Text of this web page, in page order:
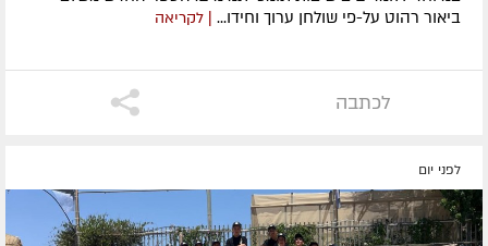
ביאור רהוט על-פי שולחן ערוך וחידו... | לקריאה
לכתבה
לפני יום